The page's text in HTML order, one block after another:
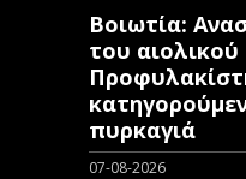
Βοιωτία:
του
πυρκαγιά
07-08-2026